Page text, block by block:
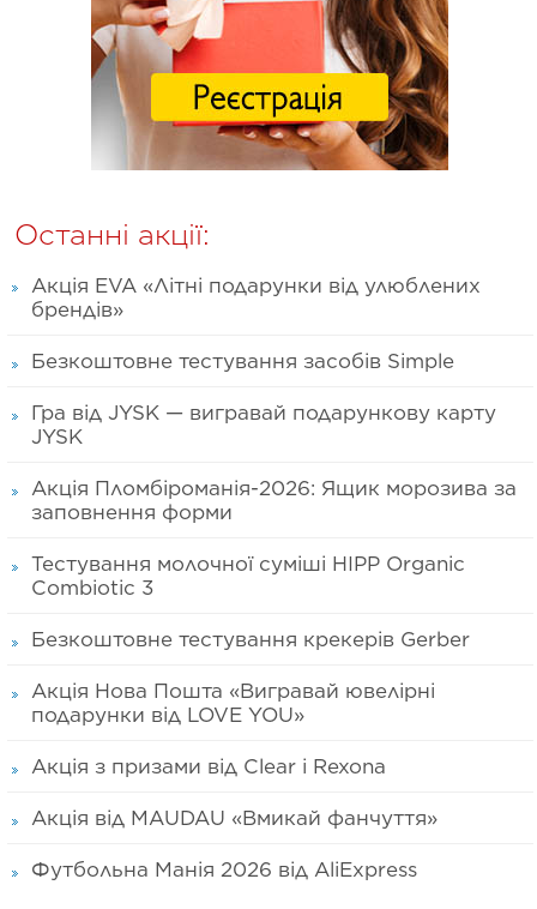
Останні акції:
Акція EVA «Літні подарунки від улюблених
брендів»
Безкоштовне тестування засобів Simple
Гра від JYSK — вигравай подарункову карту
JYSK
Акція Пломбіроманія-2026: Ящик морозива за
заповнення форми
Тестування молочної суміші HIPP Organic
Combiotic 3
Безкоштовне тестування крекерів Gerber
Акція Нова Пошта «Вигравай ювелірні
подарунки від LOVE YOU»
Акція з призами від Clear і Rexona
Акція від MAUDAU «Вмикай фанчуття»
Футбольна Манія 2026 від AliExpress